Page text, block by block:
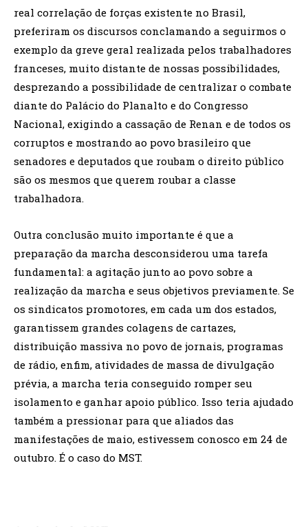
real correlação de forças existente no Brasil,
preferiram os discursos conclamando a seguirmos o
exemplo da greve geral realizada pelos trabalhadores
franceses, muito distante de nossas possibilidades,
desprezando a possibilidade de centralizar o combate
diante do Palácio do Planalto e do Congresso
Nacional, exigindo a cassação de Renan e de todos os
corruptos e mostrando ao povo brasileiro que
senadores e deputados que roubam o direito público
são os mesmos que querem roubar a classe
trabalhadora.
Outra conclusão muito importante é que a
preparação da marcha desconsiderou uma tarefa
fundamental: a agitação junto ao povo sobre a
realização da marcha e seus objetivos previamente. Se
os sindicatos promotores, em cada um dos estados,
garantissem grandes colagens de cartazes,
distribuição massiva no povo de jornais, programas
de rádio, enfim, atividades de massa de divulgação
prévia, a marcha teria conseguido romper seu
isolamento e ganhar apoio público. Isso teria ajudado
também a pressionar para que aliados das
manifestações de maio, estivessem conosco em 24 de
outubro. É o caso do MST.